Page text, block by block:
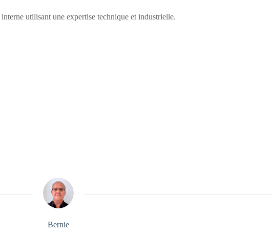
utilisant une expertise technique et industrielle.
Bernie